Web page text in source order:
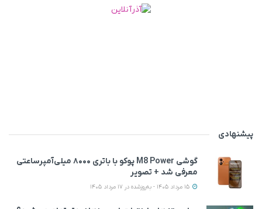
پیشنهادی
گوشی M8 Power پوکو با باتری ۸۰۰۰ میلی‌آمپرساعتی
معرفی شد + تصویر